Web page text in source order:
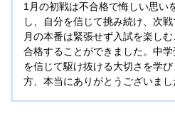
1月の初戦は不合格で悔しい思い
し、自分を信じて挑み続け、次
月の本番は緊張せず入試を楽し
合格することができました。中
を信じて駆け抜ける大切さを学
方、本当にありがとうございまし